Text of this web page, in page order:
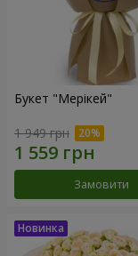
Букет "Мерікей"
1 949 грн
Замовити